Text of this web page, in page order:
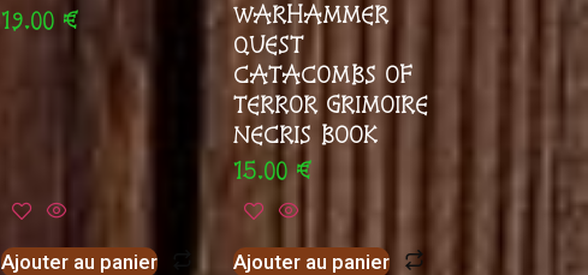
19.00 €
Ajouter au panier
WARHAMMER
QUEST
CATACOMBS OF
TERROR GRIMOIRE
NECRIS BOOK
15.00 €
Ajouter au panier